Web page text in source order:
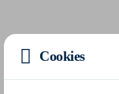
Cookies